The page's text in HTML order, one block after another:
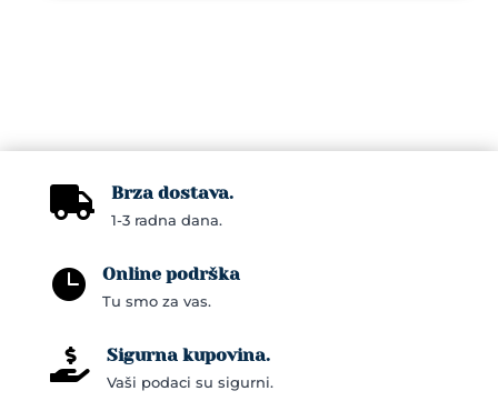
 Brza dostava.
1-3 radna dana.
 Online podrška
Tu smo za vas.
 Sigurna kupovina.
Vaši podaci su sigurni.